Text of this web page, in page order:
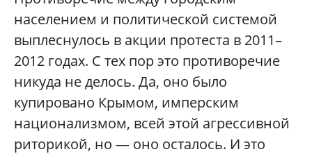
населением и политической системой
выплеснулось в акции протеста в 2011–
2012 годах. С тех пор это противоречие
никуда не делось. Да, оно было
купировано Крымом, имперским
национализмом, всей этой агрессивной
риторикой, но — оно осталось. И это